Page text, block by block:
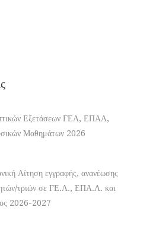
Εξετάσεων ΓΕΛ, ΕΠΑΛ,
Μαθημάτων 2026
Αίτηση εγγραφής, ανανέωσης
τριών σε ΓΕ.Λ., ΕΠΑ.Λ. και
2026-2027